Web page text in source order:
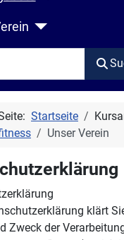
Startseite
Unser Verein
klärt
Zweck der